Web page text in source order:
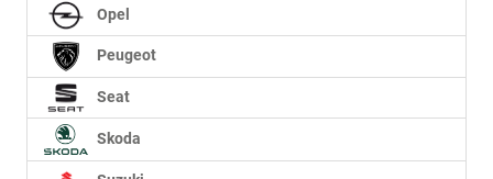
Opel
Peugeot
Seat
Skoda